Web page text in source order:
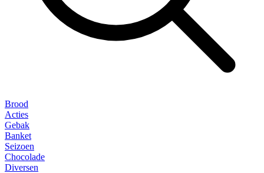
Brood
Acties
Gebak
Banket
Seizoen
Chocolade
Diversen